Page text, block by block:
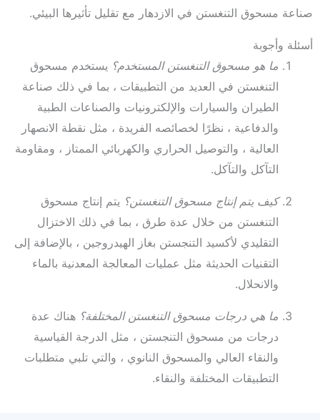
صناعة مسحوق التنغستن في الازدهار مع تقليل تأثيرها البيئي.
أسئلة وأجوبة
ما هو مسحوق التنغستن المستخدم؟ يستخدم مسحوق
التنغستن في العديد من التطبيقات ، بما في ذلك صناعة
الطيران والسيارات والإلكترونيات والصناعات الطبية
والدفاعية ، نظرًا لخصائصه الفريدة ، مثل نقطة الانصهار
العالية ، والتوصيل الحراري والكهربائي الممتاز ، ومقاومة
التآكل والتآكل.
كيف يتم إنتاج مسحوق التنغستن؟ يتم إنتاج مسحوق
التنغستن من خلال عدة طرق ، بما في ذلك الاختزال
التقليدي لأكسيد التنجستن بغاز الهيدروجين ، بالإضافة إلى
التقنيات الحديثة مثل عمليات المعالجة المعدنية بالماء
والانحلال.
ما هي درجات مسحوق التنغستن المختلفة؟ هناك عدة
درجات من مسحوق التنجستن ، مثل الدرجة القياسية
والنقاء العالي والمسحوق النانوي ، والتي تلبي متطلبات
التطبيقات المختلفة والنقاء.